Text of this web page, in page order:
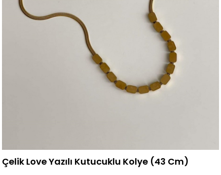
Çelik Love Yazılı Kutucuklu Kolye (43 Cm)